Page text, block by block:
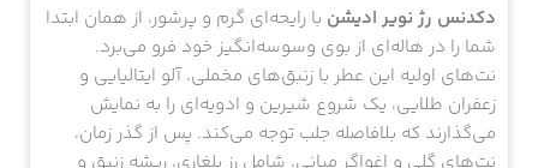
دکدنس رژ نویر ادیشن با رایحه‌ای گرم و پرشور، از همان ابتدا
شما را در هاله‌ای از بوی وسوسه‌انگیز خود فرو می‌برد.
نت‌های اولیه این عطر با زنبق‌های مخملی، آلو ایتالیایی و
زعفران طلایی، یک شروع شیرین و ادویه‌ای را به نمایش
می‌گذارند که بلافاصله جلب توجه می‌کند. پس از گذر زمان،